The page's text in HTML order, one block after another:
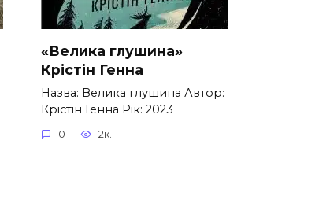
«Велика глушина»
Крістін Генна
Назва: Велика глушина Автор:
Крістін Генна Рік: 2023
0 2к.